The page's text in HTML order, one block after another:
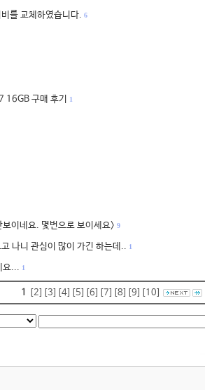
를 교체하였습니다. 6
16GB 구매 후기 1
이네요. 몇번으로 보이세요> 9
나니 관심이 많이 가긴 하는데.. 1
요... 1
1 [2] [3] [4] [5] [6] [7] [8] [9] [10]